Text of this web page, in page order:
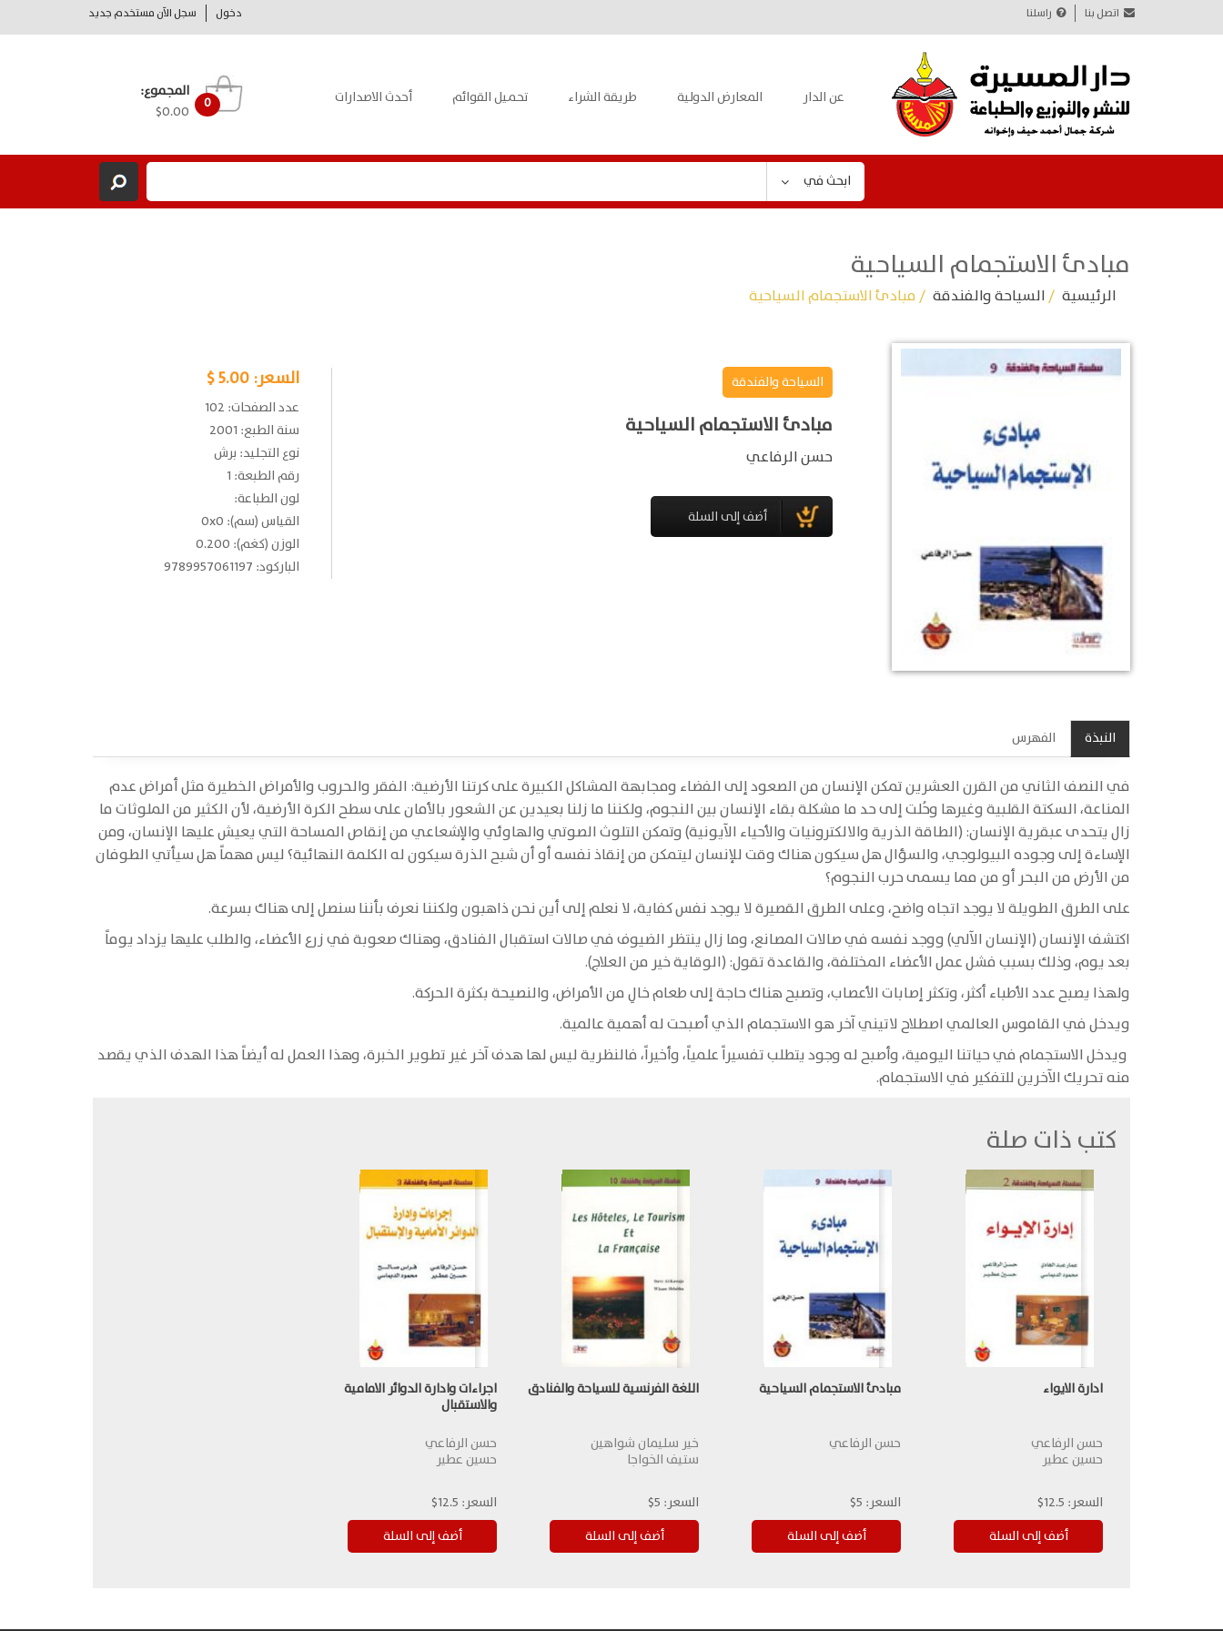
دخول سجل الآن مستخدم جديد اتصل بنا راسلنا
عن الدار المعارض الدولية طريقة الشراء تحميل القوائم أحدث الاصدارات 0
المجموع:
$0.00
ابحث في
مبادئ الاستجمام السياحية
الرئيسية /السياحة والفندقة / مبادئ الاستجمام السياحية
السياحة والفندقة
مبادئ الاستجمام السياحية
حسن الرفاعي
السعر:5.00 $
عدد الصفحات: 102
سنة الطبع: 2001
نوع التجليد: برش
رقم الطبعة: 1
لون الطباعة:
القياس (سم): 0x0
الوزن (كغم): 0.200
الباركود: 9789957061197
النبذة الفهرس
في النصف الثاني من القرن العشرين تمكن الإنسان من الصعود إلى الفضاء ومجابهة المشاكل الكبيرة على كرتنا الأرضية: الفقر والحروب والأمراض الخطيرة مثل أمراض عدم
المناعة، السكتة القلبية وغيرها وحُلت إلى حد ما مشكلة بقاء الإنسان بين النجوم، ولكننا ما زلنا بعيدين عن الشعور بالأمان على سطح الكرة الأرضية، لأن الكثير من الملوثات ما
زال يتحدى عبقرية الإنسان: (الطاقة الذرية والالكترونيات والأحياء الآيونية) وتمكن التلوث الصوتي والهاوئي والإشعاعي من إنقاص المساحة التي يعيش عليها الإنسان، ومن
الإساءة إلى وجوده البيولوجي، والسؤال هل سيكون هناك وقت للإنسان ليتمكن من إنقاذ نفسه أو أن شبح الذرة سيكون له الكلمة النهائية؟ ليس مهماً هل سيأتي الطوفان
من الأرض من البحر أو من مما يسمى حرب النجوم؟
على الطرق الطويلة لا يوجد اتجاه واضح، وعلى الطرق القصيرة لا يوجد نفس كفاية، لا نعلم إلى أين نحن ذاهبون ولكننا نعرف بأننا سنصل إلى هناك بسرعة.
اكتشف الإنسان (الإنسان الآلي) ووجد نفسه في صالات المصانع، وما زال ينتظر الضيوف في صالات استقبال الفنادق، وهناك صعوبة في زرع الأعضاء، والطلب عليها يزداد يوماً
بعد يوم، وذلك بسبب فشل عمل الأعضاء المختلفة، والقاعدة تقول: (الوقاية خير من العلاج).
ولهذا يصبح عدد الأطباء أكثر، وتكثر إصابات الأعصاب، وتصبح هناك حاجة إلى طعام خالِ من الأمراض، والنصيحة بكثرة الحركة.
ويدخل في القاموس العالمي اصطلاح لاتيني آخر هو الاستجمام الذي أصبحت له أهمية عالمية.
ويدخل الاستجمام في حياتنا اليومية، وأصبح له وجود يتطلب تفسيراً علمياً، وأخيراً، فالنظرية ليس لها هدف آخر غير تطوير الخبرة، وهذا العمل له أيضاً هذا الهدف الذي يقصد
منه تحريك الآخرين للتفكير في الاستجمام.
كتب ذات صلة
ادارة الايواء
حسن الرفاعي
حسين عطير
السعر: 12.5$
مبادئ الاستجمام السياحية
حسن الرفاعي
السعر: 5$
اللغة الفرنسية للسياحة والفنادق
خير سليمان شواهين
ستيف الخواجا
السعر: 5$
اجراءات وادارة الدوائر الامامية
والاستقبال
حسن الرفاعي
حسين عطير
السعر: 12.5$